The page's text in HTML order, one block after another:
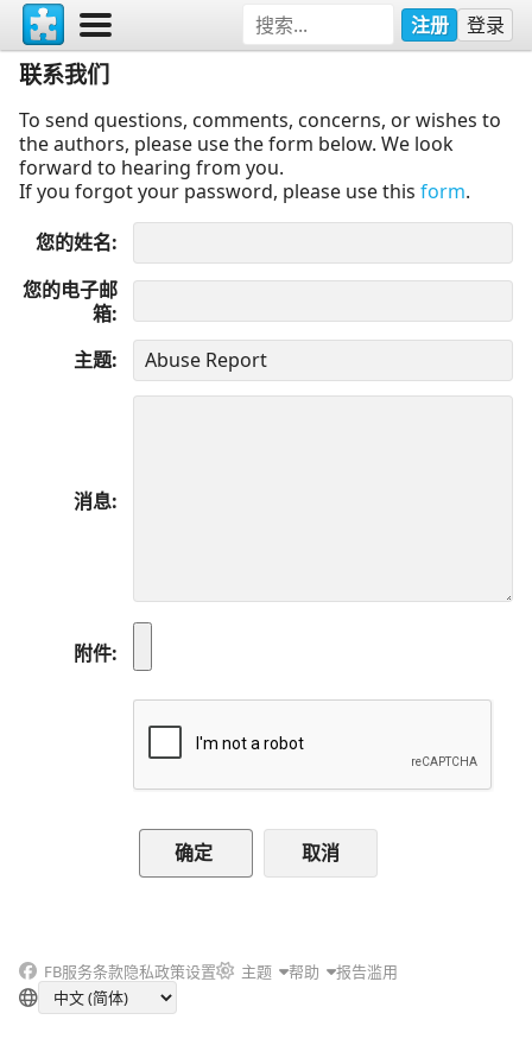
注册 登录
联系我们
To send questions, comments, concerns, or wishes to
the authors, please use the form below. We look
forward to hearing from you.
If you forgot your password, please use this form.
您的姓名
您的电子邮
箱
主题
消息
附件
取消
FB服务条款隐私政策设置 主题 帮助 报告滥用